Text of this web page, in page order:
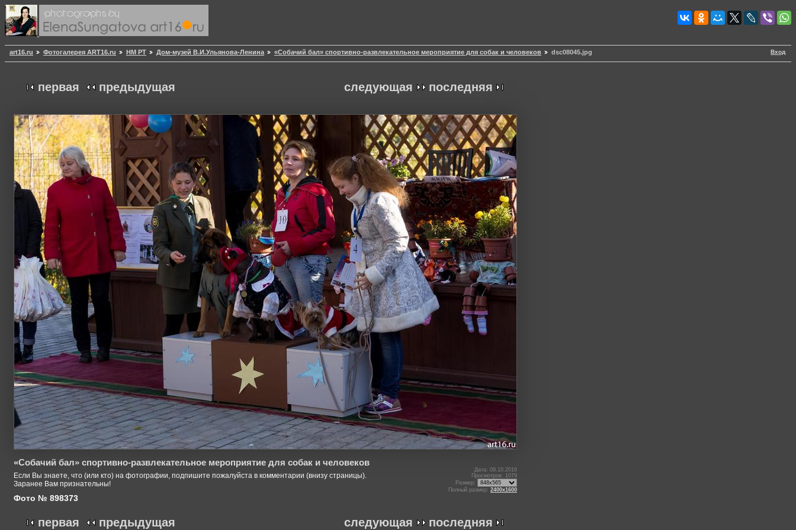
Вход
art16.ru Фотогалерея ART16.ru НМ РТ Дом-музей В.И.Ульянова-Ленина «Собачий бал» спортивно-развлекательное мероприятие для собак и человеков dsc08045.jpg
следующая последняя
первая предыдущая
«Собачий бал» спортивно-развлекательное мероприятие для собак и человеков
Если Вы знаете, что (или кто) на фотографии, подпишите пожалуйста в комментарии (внизу страницы).
Заранее Вам признательны!
Фото № 898373
Дата: 09.10.2016
Просмотров: 1079
Размер:
Полный размер: 2400x1600
следующая последняя
первая предыдущая